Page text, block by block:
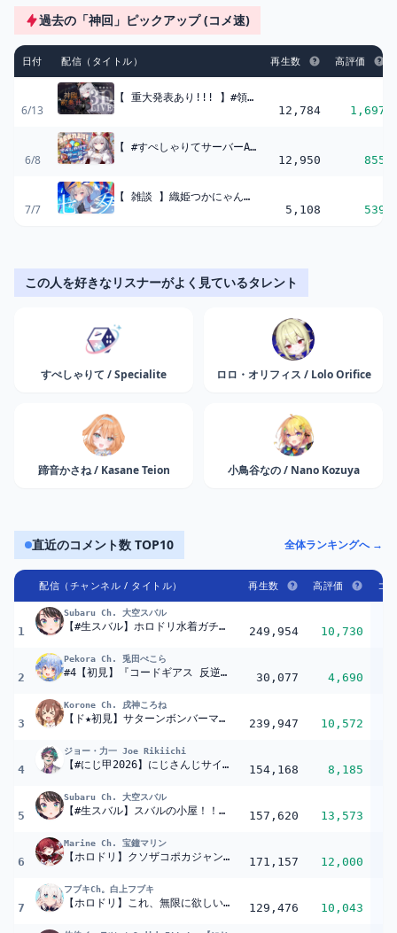
過去の「神回」ピックアップ (コメ速)
日付 配信（タイトル） 再生数 高評価
6/13
【 重大発表あり!!! 】#領国つかさ3DLIVE ～神臨ノ前奏曲(ﾌﾟﾚﾘｭｰﾄﾞ)～ 【 領国つかさ/すぺしゃりて 】
12,784 1,697
6/8
【 #すぺしゃりてサーバーARK 】恐竜王になる!王は遅れてやってくる。#1【 領国つかさ / すぺしゃりて 】
12,950 855
7/7
【 雑談 】織姫つかにゃんの有難い七夕雑談?☆彡【 領国つかさ / すぺしゃりて 】
5,108 539
この人を好きなリスナーがよく見ているタレント
すぺしゃりて / Specialite ロロ・オリフィス / Lolo Orifice
蹄音かさね / Kasane Teion 小鳥谷なの / Nano Kozuya
直近のコメント数 TOP10 全体ランキングへ →
配信（チャンネル / タイトル） 再生数 高評価 コ
1
Subaru Ch. 大空スバル
【#生スバル】ホロドリ水着ガチャ耐久しゅばああああああああああああああああああああああああああああああああああああああ！！：hololive Dreams【ホロライブ/大空スバル】 249,954 10,730
2
Pekora Ch. 兎田ぺこら
#4【初見】『コードギアス 反逆のルルーシュR2』同時視聴【ホロライブ/兎田ぺこら】 30,077 4,690
3
Korone Ch. 戌神ころね
【ド★初見】サターンボンバーマン遊ぶ！！【セガサターン】 239,947 10,572
4
ジョー・力一 Joe Rikiichi
【#にじ甲2026】にじさんじサイレン甲子園2026世界大会【奇声と奇想の祭典】 154,168 8,185
5
Subaru Ch. 大空スバル
【#生スバル】スバルの小屋！！！やるしゅばあああああああああああああああああ！！！！！～ゲスト：Su～【ホロライブ/大空スバル】 157,620 13,573
6
Marine Ch. 宝鐘マリン
【ホロドリ】クソザコポカジャン-6000コインの負債を無くせるまで…【ホロライブ/宝鐘マリン・博衣こより】 171,157 12,000
7
フブキCh。白上フブキ
【ホロドリ】これ、無限に欲しい。【ホロライブ/白上フブキ】 129,476 10,043